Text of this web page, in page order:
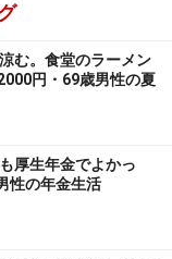
をご確認くださ
おり、特定の金融
。
自身の責任において
慮しております
基づく損失・損害
やサービス提供者
む。食堂のラーメン
円・69歳男性の夏
厚生年金でよかっ
性の年金生活